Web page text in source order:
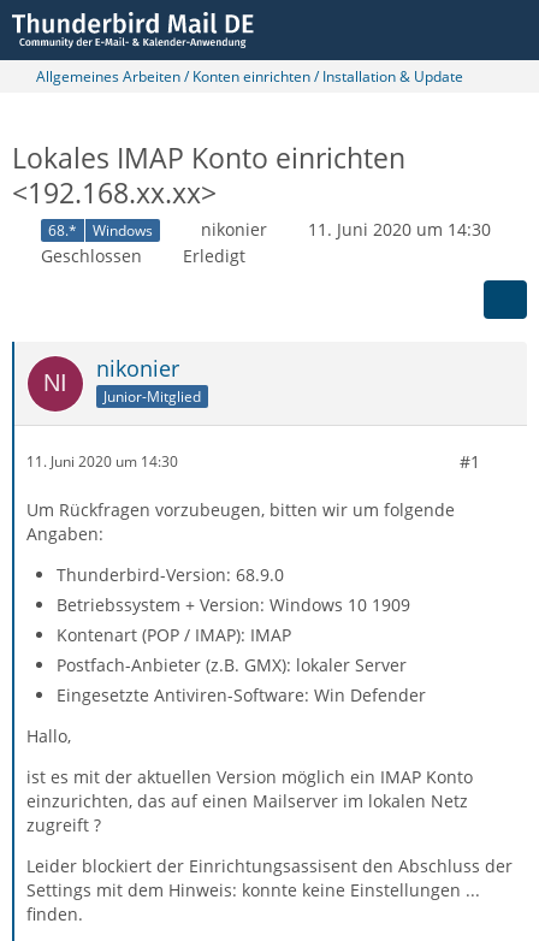
Allgemeines Arbeiten / Konten einrichten / Installation & Update
Lokales IMAP Konto einrichten
<192.168.xx.xx>
68.* Windows nikonier
11. Juni 2020 um 14:30
Geschlossen
Erledigt
nikonier
Junior-Mitglied
11. Juni 2020 um 14:30 #1
Um Rückfragen vorzubeugen, bitten wir um folgende
Angaben:
Thunderbird-Version: 68.9.0
Betriebssystem + Version: Windows 10 1909
Kontenart (POP / IMAP): IMAP
Postfach-Anbieter (z.B. GMX): lokaler Server
Eingesetzte Antiviren-Software: Win Defender
Hallo,
ist es mit der aktuellen Version möglich ein IMAP Konto
einzurichten, das auf einen Mailserver im lokalen Netz
zugreift ?
Leider blockiert der Einrichtungsassisent den Abschluss der
Settings mit dem Hinweis: konnte keine Einstellungen ...
finden.